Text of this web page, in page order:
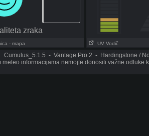
zraka
- mapa UV Vodič
Cumulus_5.1.5 - Vantage Pro 2 - Hardingstone /
meteo informacijama nemojte donositi važne odluke